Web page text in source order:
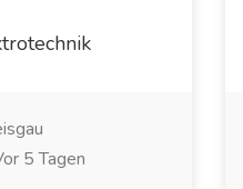
5 Tagen